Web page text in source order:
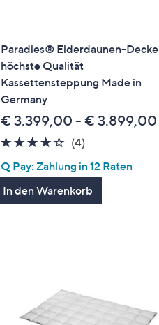
Paradies® Eiderdaunen-Decke
höchste Qualität
Kassettensteppung Made in
Germany
€ 3.399,00 - € 3.899,00
4.2
5
(4)
Q Pay: Zahlung in 12 Raten
In den Warenkorb